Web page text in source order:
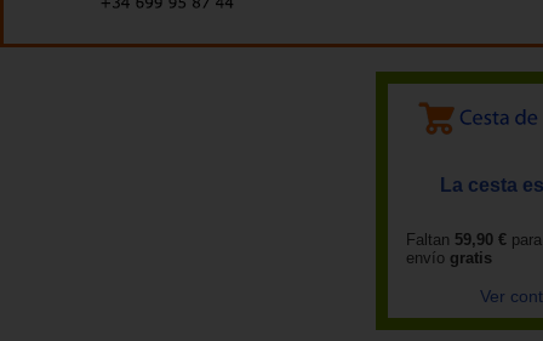
La cesta
Faltan 59,90 €
envío gratis
Ver